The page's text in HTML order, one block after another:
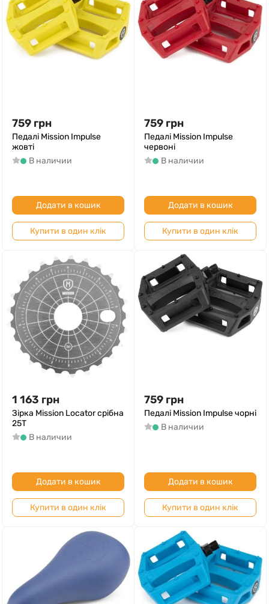
759 грн
Педалі Mission Impulse
жовті
В наличии
Додати в кошик
Купити в один клік
759 грн
Педалі Mission Impulse
червоні
В наличии
Додати в кошик
Купити в один клік
1 163 грн
Зірка Mission Locator срібна
25T
В наличии
Додати в кошик
Купити в один клік
759 грн
Педалі Mission Impulse чорні
В наличии
Додати в кошик
Купити в один клік